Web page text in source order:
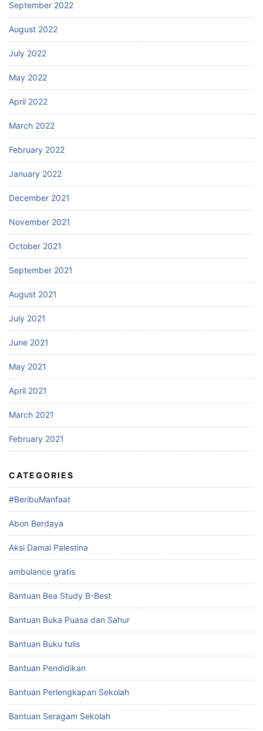
September 2022
August 2022
July 2022
May 2022
April 2022
March 2022
February 2022
January 2022
December 2021
November 2021
October 2021
September 2021
August 2021
July 2021
June 2021
May 2021
April 2021
March 2021
February 2021
CATEGORIES
#BeribuManfaat
Abon Berdaya
Aksi Damai Palestina
ambulance gratis
Bantuan Bea Study B-Best
Bantuan Buka Puasa dan Sahur
Bantuan Buku tulis
Bantuan Pendidikan
Bantuan Perlengkapan Sekolah
Bantuan Seragam Sekolah